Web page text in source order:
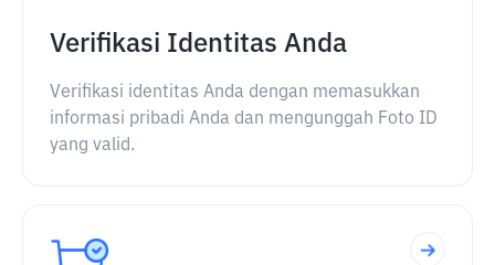
Verifikasi Identitas Anda
Verifikasi identitas Anda dengan memasukkan
informasi pribadi Anda dan mengunggah Foto ID
yang valid.